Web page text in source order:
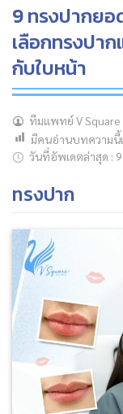
ค้นหาข้อมูล
for:
9 ทรงปากย
เลือกทรงปา
กับใบหน้า
ทีมแพทย์ V Square
มีคนอ่านบทความนี้
วันที่อัพเดตล่าสุด :
ทรงปาก